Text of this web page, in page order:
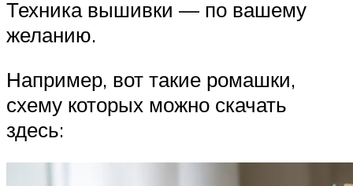
Техника вышивки — по вашему
желанию.
Например, вот такие ромашки,
схему которых можно скачать
здесь: